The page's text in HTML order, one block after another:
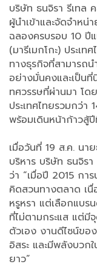
บริษัท ธนจิรา รีเทล
ผู้นำเข้าและจัดจำหน่
ฉลองครบรอบ 10 ปี
(มารีเมกโกะ) ประเ
ทางธุรกิจที่สามารถ
อย่างมั่นคงและเป็น
ทศวรรษที่ผ่านมา โด
ประเทศไทยรวมกว่
พร้อมเดินหน้าก้าวสู้
เมื่อวันที่ 19 ส.ค. นา
บริหาร บริษัท ธนจิร
ว่า “เมื่อปี 2015 กา
คิดสวนทางตลาด เนื่
หรูหรา แต่เลือกแบ
ที่ไม่ตามกระแส แต่มี
ตัวเอง งานดีไซน์ข
อิสระ และมีพลังบวกใ
ยาว”